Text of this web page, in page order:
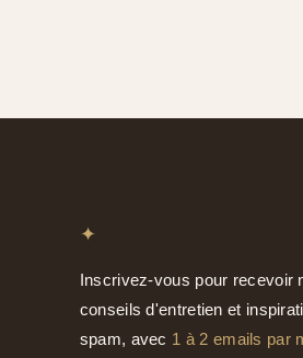
✦
Inscrivez-vous pour recevoir
conseils d'entretien et
spam, avec 1 à 2 emails par